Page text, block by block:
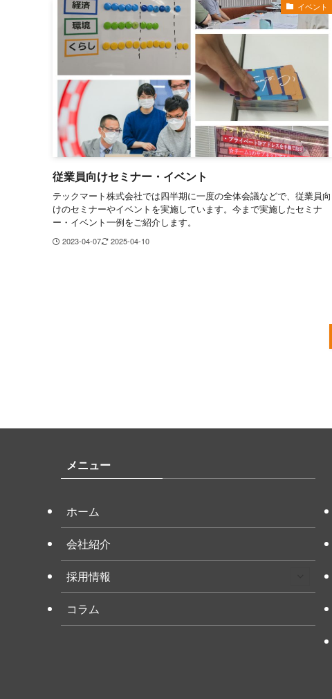
イベント
従業員向けセミナー・イベント
テックマート株式会社では四半期に一度の全体会議などで、従業員向
けのセミナーやイベントを実施しています。今まで実施したセミナ
ー・イベント一例をご紹介します。
2023-04-07 2025-04-10
メニュー
ホーム
会社紹介
採用情報
コラム